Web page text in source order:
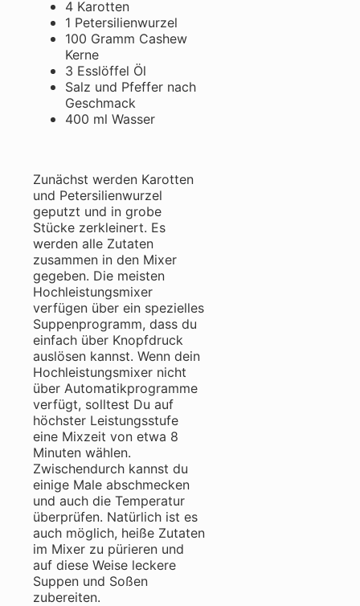
4 Karotten
1 Petersilienwurzel
100 Gramm Cashew
Kerne
3 Esslöffel Öl
Salz und Pfeffer nach
Geschmack
400 ml Wasser
Zunächst werden Karotten
und Petersilienwurzel
geputzt und in grobe
Stücke zerkleinert. Es
werden alle Zutaten
zusammen in den Mixer
gegeben. Die meisten
Hochleistungsmixer
verfügen über ein spezielles
Suppenprogramm, dass du
einfach über Knopfdruck
auslösen kannst. Wenn dein
Hochleistungsmixer nicht
über Automatikprogramme
verfügt, solltest Du auf
höchster Leistungsstufe
eine Mixzeit von etwa 8
Minuten wählen.
Zwischendurch kannst du
einige Male abschmecken
und auch die Temperatur
überprüfen. Natürlich ist es
auch möglich, heiße Zutaten
im Mixer zu pürieren und
auf diese Weise leckere
Suppen und Soßen
zubereiten.